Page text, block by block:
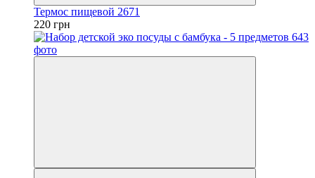
Термос пищевой 2671
220 грн